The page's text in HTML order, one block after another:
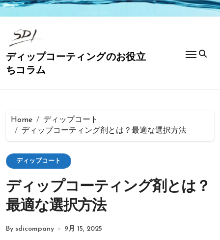
コ
ン
に
ス
ッ
ディップコーティングのお役立
ちコラム
Home
ディップコート
ディップコーティング剤とは？最適な選択方法
ディップコート
ディップコーティング剤とは？
最適な選択方法
By sdicompany 9月 15, 2025